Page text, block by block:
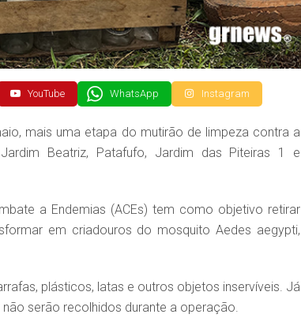
YouTube WhatsApp Instagram
mais uma etapa do mutirão de limpeza contra a
Beatriz, Patafufo, Jardim das Piteiras 1 e
a Endemias (ACEs) tem como objetivo retirar
em criadouros do mosquito Aedes aegypti,
plásticos, latas e outros objetos inservíveis. Já
serão recolhidos durante a operação.